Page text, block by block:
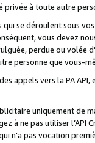
à toute autre
se déroulent sous
vous devez
perdue ou volée
personne que vous-
appels vers la PA
uniquement de
à ne pas utiliser l’API
n'a pas vocation